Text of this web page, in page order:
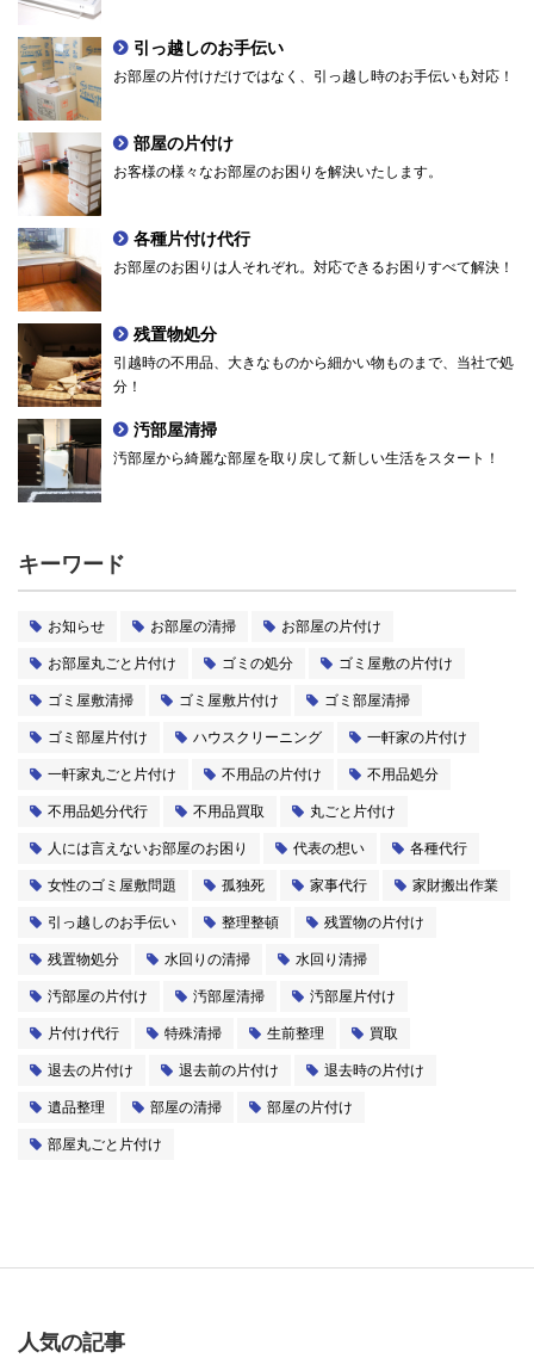
引っ越しのお手伝い
お部屋の片付けだけではなく、引っ越し時のお手伝いも対応！
部屋の片付け
お客様の様々なお部屋のお困りを解決いたします。
各種片付け代行
お部屋のお困りは人それぞれ。対応できるお困りすべて解決！
残置物処分
引越時の不用品、大きなものから細かい物ものまで、当社で処
分！
汚部屋清掃
汚部屋から綺麗な部屋を取り戻して新しい生活をスタート！
キーワード
お知らせ お部屋の清掃
お部屋の片付け
お部屋丸ごと片付け
ゴミの処分
ゴミ屋敷の片付け
ゴミ屋敷清掃
ゴミ屋敷片付け
ゴミ部屋清掃
ゴミ部屋片付け
ハウスクリーニング
一軒家の片付け
一軒家丸ごと片付け
不用品の片付け
不用品処分
不用品処分代行
不用品買取
丸ごと片付け
人には言えないお部屋のお困り
代表の想い
各種代行
女性のゴミ屋敷問題
孤独死 家事代行
家財搬出作業
引っ越しのお手伝い
整理整頓
残置物の片付け
残置物処分
水回りの清掃
水回り清掃
汚部屋の片付け
汚部屋清掃
汚部屋片付け
片付け代行
特殊清掃 生前整理
買取
退去の片付け
退去前の片付け
退去時の片付け
遺品整理
部屋の清掃
部屋の片付け
部屋丸ごと片付け
人気の記事